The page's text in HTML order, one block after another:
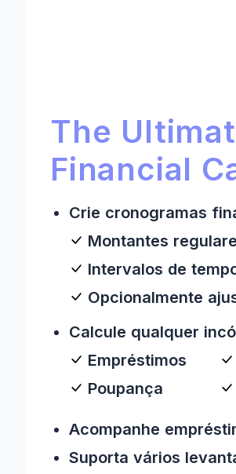
Secção
The
Financial
Crie cronogramas
Montantes
Intervalos de
Opcionalmente
Calcule qualquer
Empréstimos
Poupança
Acompanhe
Suporta vários